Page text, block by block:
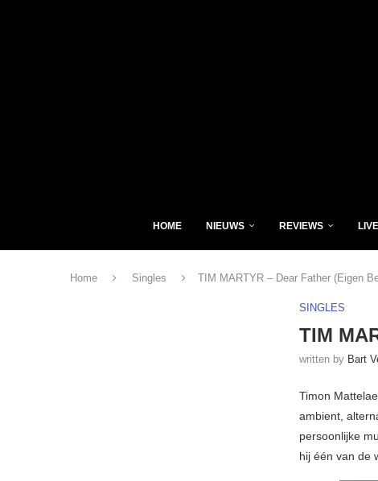
HOME NIEUWS REVIEWS LIVE
Home Singles TIM MARTYR – Dear Father (Eigen
SINGLES
TIM
written by Bart
Timon
ambient,
persoonlijke
hij één van de